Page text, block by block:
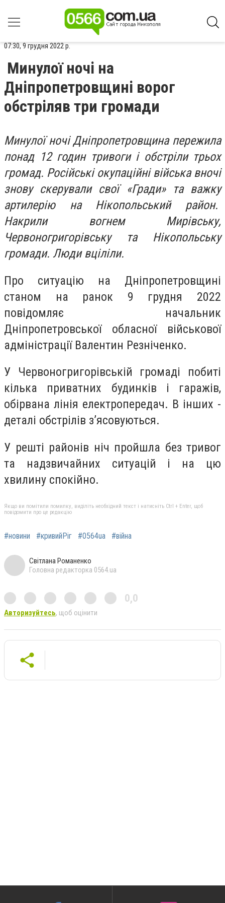
07:30, 9 грудня 2022 р.
Минулої ночі на
Дніпропетровщині ворог
обстріляв три громади
Минулої ночі Дніпропетровщина пережила
понад 12 годин тривоги і обстріли трьох
громад. Російські окупаційні війська вночі
знову скерували свої «Гради» та важку
артилерію на Нікопольський район.
Накрили вогнем Мирівську,
Червоногригорівську та Нікопольську
громади. Люди вціліли.
Про ситуацію на Дніпропетровщині
станом на ранок 9 грудня 2022
повідомляє начальник
Дніпропетровської обласної військової
адміністрації Валентин Резніченко.
У Червоногригорівській громаді побиті
кілька приватних будинків і гаражів,
обірвана лінія електропередач. В інших -
деталі обстрілів з’ясовуються.
У решті районів ніч пройшла без тривог
та надзвичайних ситуацій і на цю
хвилину спокійно.
Якщо ви помітили помилку, виділіть необхідний текст і натисніть Ctrl + Enter, щоб
повідомити про це редакцію
#новини #кривийРіг #0564ua #війна
Світлана Романенко
Головна редакторка 0564.ua
0,0
Авторизуйтесь, щоб оцінити